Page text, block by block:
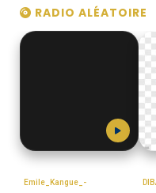
RADIO ALÉATOIRE
Emile_Kangue_-